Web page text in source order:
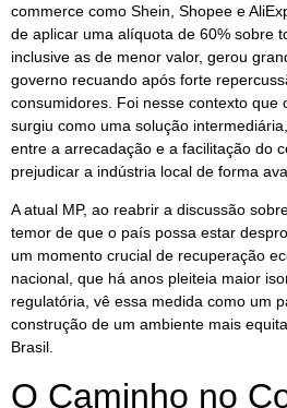
commerce como Shein, Shopee e
de aplicar uma alíquota de 60% sobre
inclusive as de menor valor, gerou
governo recuando após forte
consumidores. Foi nesse contexto que
surgiu como uma solução
entre a arrecadação e a facilitação do
prejudicar a indústria local de forma
A atual MP, ao reabrir a discussão
temor de que o país possa estar
um momento crucial de recuperação
nacional, que há anos pleiteia maior
regulatória, vê essa medida como um
construção de um ambiente mais
Brasil.
O Caminho no